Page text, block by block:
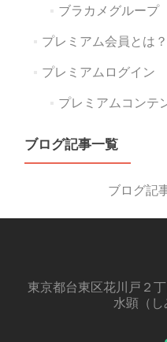
ブラカメグループ
プレミアム会員とは？
プレミアムログイン
プレミアムコンテ
ブログ記事一覧
ブログ記
東京都台東区花川戸２
水顕（し